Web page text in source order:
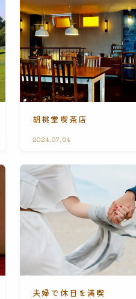
胡桃堂喫茶店
2024.07.04
夫婦で休日を満喫